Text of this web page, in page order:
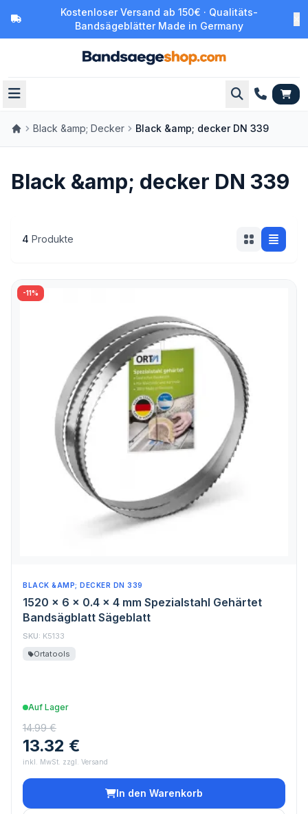
Kostenloser Versand ab 150€ · Qualitäts-
Bandsägeblätter Made in Germany
Black &amp; Decker Black &amp; decker DN 339
Black &amp; decker DN 339
4 Produkte
-11%
BLACK &AMP; DECKER DN 339
1520 x 6 x 0.4 x 4 mm Spezialstahl Gehärtet
Bandsägblatt Sägeblatt
SKU: K5133
Ortatools
Auf Lager
14.99 €
13.32 €
inkl. MwSt. zzgl. Versand
In den Warenkorb